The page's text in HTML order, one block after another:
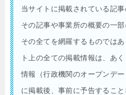
当サイトに掲載されている記事
その記事や事業所の概要の一部
その全てを網羅するものでは
ト上の全ての掲載情報は、あ
情報（行政機関のオープンデ
に掲載後、事前に予告するこ